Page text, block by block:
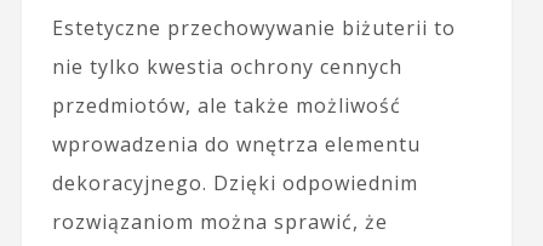
Estetyczne przechowywanie biżuterii to
nie tylko kwestia ochrony cennych
przedmiotów, ale także możliwość
wprowadzenia do wnętrza elementu
dekoracyjnego. Dzięki odpowiednim
rozwiązaniom można sprawić, że